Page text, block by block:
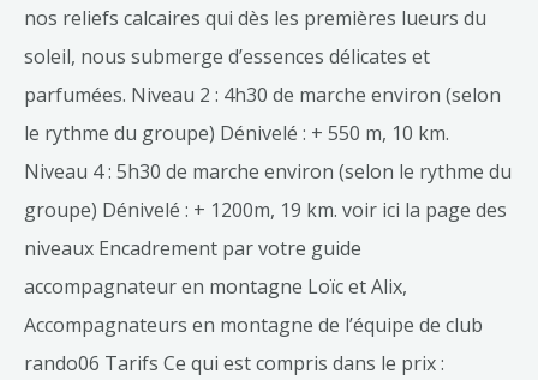
nos reliefs calcaires qui dès les premières lueurs du
soleil, nous submerge d’essences délicates et
parfumées. Niveau 2 : 4h30 de marche environ (selon
le rythme du groupe) Dénivelé : + 550 m, 10 km.
Niveau 4 : 5h30 de marche environ (selon le rythme du
groupe) Dénivelé : + 1200m, 19 km. voir ici la page des
niveaux Encadrement par votre guide
accompagnateur en montagne Loïc et Alix,
Accompagnateurs en montagne de l’équipe de club
rando06 Tarifs Ce qui est compris dans le prix :